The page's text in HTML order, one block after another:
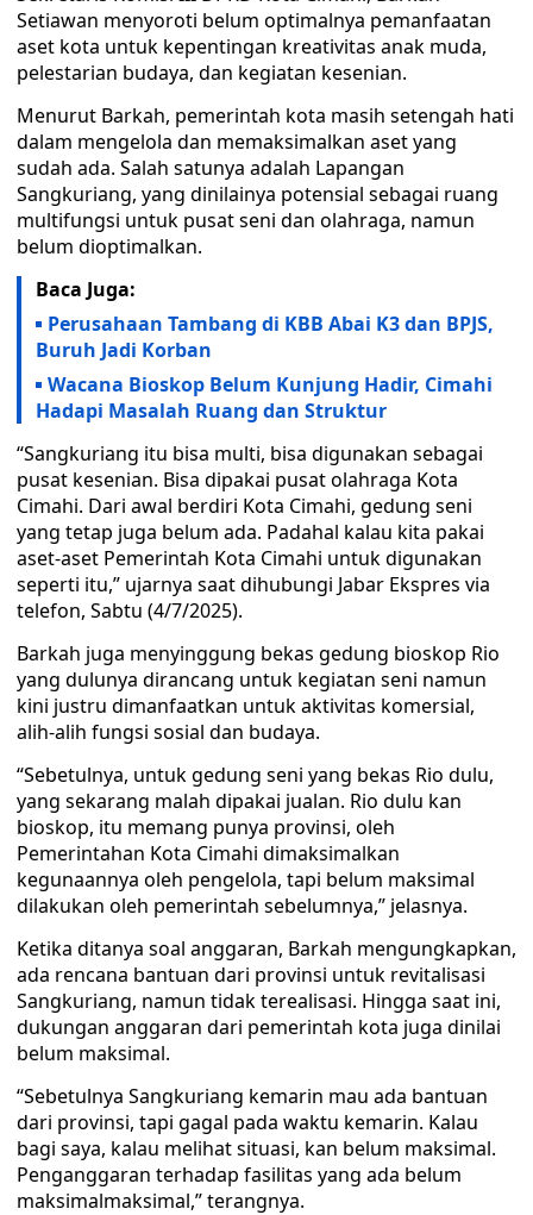
Setiawan menyoroti belum optimalnya pemanfaatan
aset kota untuk kepentingan kreativitas anak muda,
pelestarian budaya, dan kegiatan kesenian.
Menurut Barkah, pemerintah kota masih setengah hati
dalam mengelola dan memaksimalkan aset yang
sudah ada. Salah satunya adalah Lapangan
Sangkuriang, yang dinilainya potensial sebagai ruang
multifungsi untuk pusat seni dan olahraga, namun
belum dioptimalkan.
Baca Juga:
Perusahaan Tambang di KBB Abai K3 dan BPJS,
Buruh Jadi Korban
Wacana Bioskop Belum Kunjung Hadir, Cimahi
Hadapi Masalah Ruang dan Struktur
“Sangkuriang itu bisa multi, bisa digunakan sebagai
pusat kesenian. Bisa dipakai pusat olahraga Kota
Cimahi. Dari awal berdiri Kota Cimahi, gedung seni
yang tetap juga belum ada. Padahal kalau kita pakai
aset-aset Pemerintah Kota Cimahi untuk digunakan
seperti itu,” ujarnya saat dihubungi Jabar Ekspres via
telefon, Sabtu (4/7/2025).
Barkah juga menyinggung bekas gedung bioskop Rio
yang dulunya dirancang untuk kegiatan seni namun
kini justru dimanfaatkan untuk aktivitas komersial,
alih-alih fungsi sosial dan budaya.
“Sebetulnya, untuk gedung seni yang bekas Rio dulu,
yang sekarang malah dipakai jualan. Rio dulu kan
bioskop, itu memang punya provinsi, oleh
Pemerintahan Kota Cimahi dimaksimalkan
kegunaannya oleh pengelola, tapi belum maksimal
dilakukan oleh pemerintah sebelumnya,” jelasnya.
Ketika ditanya soal anggaran, Barkah mengungkapkan,
ada rencana bantuan dari provinsi untuk revitalisasi
Sangkuriang, namun tidak terealisasi. Hingga saat ini,
dukungan anggaran dari pemerintah kota juga dinilai
belum maksimal.
“Sebetulnya Sangkuriang kemarin mau ada bantuan
dari provinsi, tapi gagal pada waktu kemarin. Kalau
bagi saya, kalau melihat situasi, kan belum maksimal.
Penganggaran terhadap fasilitas yang ada belum
maksimalmaksimal,” terangnya.